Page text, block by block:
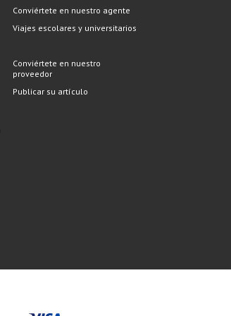
Conviértete en nuestro agente
Viajes escolares y universitarios
Conviértete en nuestro
proveedor
Publicar su artículo